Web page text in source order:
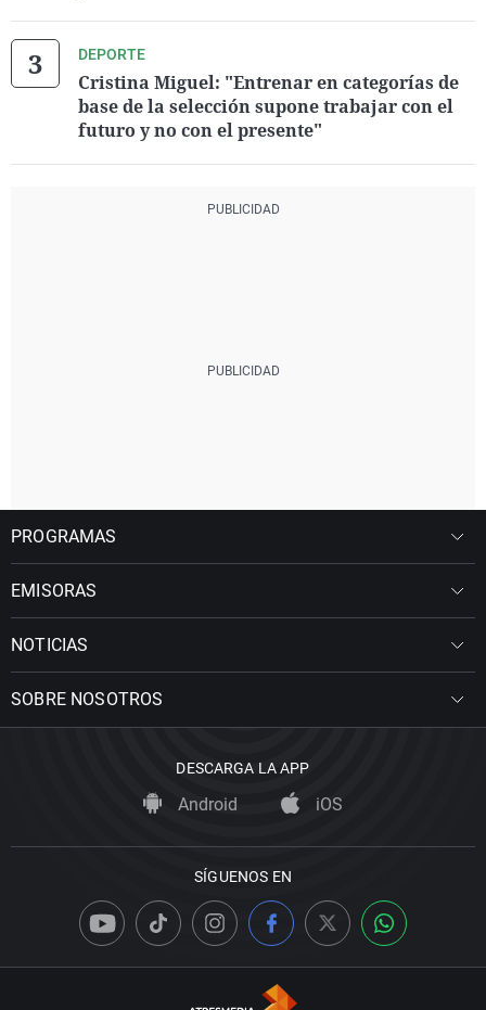
DEPORTE
Cristina Miguel: "Entrenar en categorías de
base de la selección supone trabajar con el
futuro y no con el presente"
PROGRAMAS
EMISORAS
NOTICIAS
SOBRE NOSOTROS
DESCARGA LA APP
Android iOS
SÍGUENOS EN